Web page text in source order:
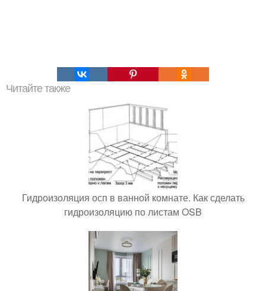
Читайте также
Гидроизоляция осп в ванной комнате. Как сделать
гидроизоляцию по листам OSB